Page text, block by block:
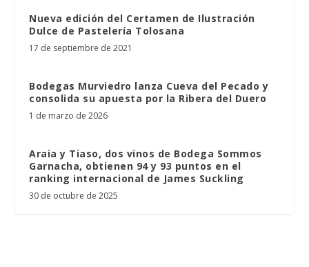
Nueva edición del Certamen de Ilustración
Dulce de Pastelería Tolosana
17 de septiembre de 2021
Bodegas Murviedro lanza Cueva del Pecado y
consolida su apuesta por la Ribera del Duero
1 de marzo de 2026
Araia y Tiaso, dos vinos de Bodega Sommos
Garnacha, obtienen 94 y 93 puntos en el
ranking internacional de James Suckling
30 de octubre de 2025